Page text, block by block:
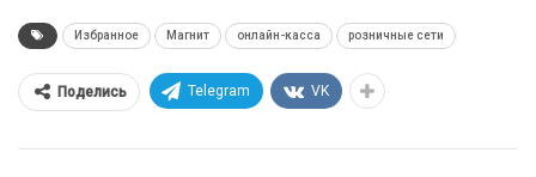
Избранное Магнит онлайн-касса розничные сети
Поделись Telegram VK